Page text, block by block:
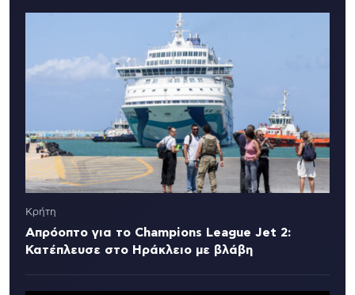
Κρήτη
Απρόοπτο για το Champions League Jet 2:
Κατέπλευσε στο Ηράκλειο με βλάβη